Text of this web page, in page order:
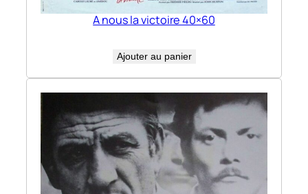
A nous la victoire 40×60
Ajouter au panier